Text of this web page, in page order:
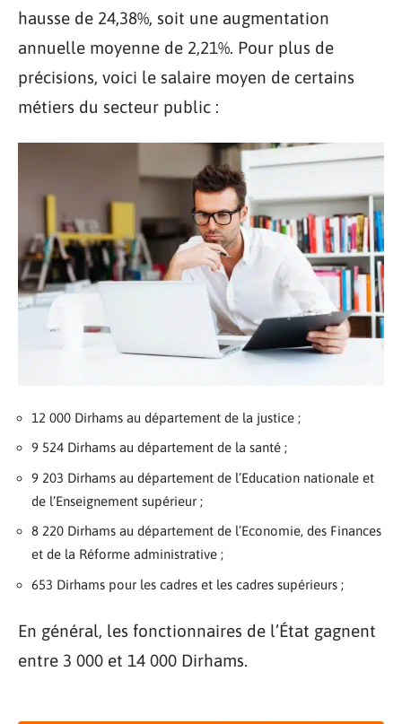
hausse de 24,38%, soit une augmentation
annuelle moyenne de 2,21%. Pour plus de
précisions, voici le salaire moyen de certains
métiers du secteur public :
12 000 Dirhams au département de la justice ;
9 524 Dirhams au département de la santé ;
9 203 Dirhams au département de l’Education nationale et
de l’Enseignement supérieur ;
8 220 Dirhams au département de l’Economie, des Finances
et de la Réforme administrative ;
653 Dirhams pour les cadres et les cadres supérieurs ;
En général, les fonctionnaires de l’État gagnent
entre 3 000 et 14 000 Dirhams.